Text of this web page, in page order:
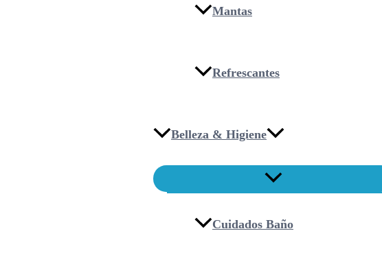
Mantas
Refrescantes
Belleza & Higiene
Cuidados Baño